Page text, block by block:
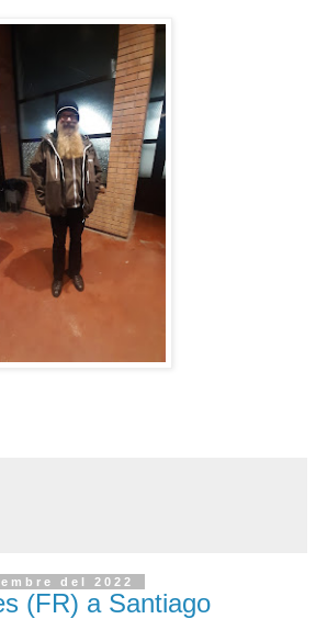
del 2022
(FR) a Santiago